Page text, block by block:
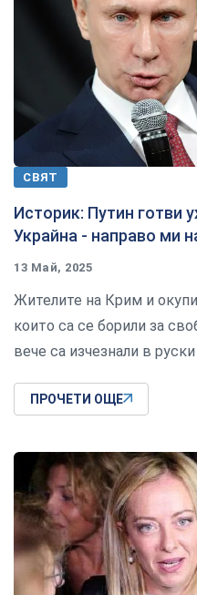
СВЯТ
Историк: Путин готви
Украйна - направо ми
13 Май, 2025
Жителите на Крим и
които са се борили за
вече са изчезнали в
ПРОЧЕТИ ОЩЕ